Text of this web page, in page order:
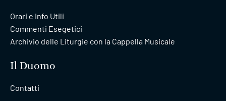
Orari e Info Utili
Commenti Esegetici
Archivio delle Liturgie con la Cappella Musicale
Il Duomo
Contatti